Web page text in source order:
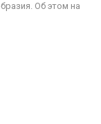
Об этом на